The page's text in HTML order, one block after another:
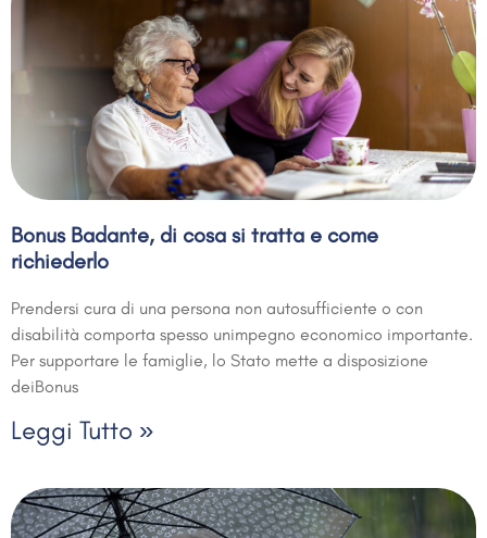
Bonus Badante, di cosa si tratta e come
richiederlo
Prendersi cura di una persona non autosufficiente o con
disabilità comporta spesso unimpegno economico importante.
Per supportare le famiglie, lo Stato mette a disposizione
deiBonus
Leggi Tutto »